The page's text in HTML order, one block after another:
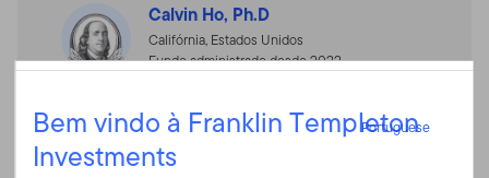
Entrar
Calvin Ho, Ph.D
Califórnia, Estados Unidos
Fundo administrado desde 2022
Vivek Ahuja
Cingapura
Fundo administrado desde 2011
Bem vindo à Franklin Templeton
Investments
Portuguese